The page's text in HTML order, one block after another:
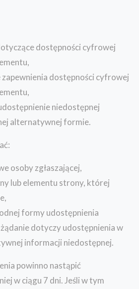
dostępności cyfrowej
zapewnienia dostępności cyfrowej
niedostępnej
alternatywnej formie.
osoby zgłaszającej,
lub elementu strony, której
formy udostępnienia
dotyczy udostępnienia w
informacji niedostępnej.
powinno nastąpić
w ciągu 7 dni. Jeśli w tym